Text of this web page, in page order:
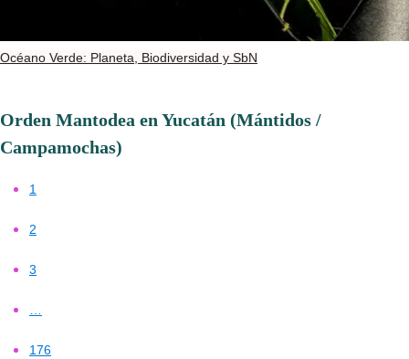
Océano Verde: Planeta, Biodiversidad y SbN
Orden Mantodea en Yucatán (Mántidos /
Campamochas)
1
2
3
…
176